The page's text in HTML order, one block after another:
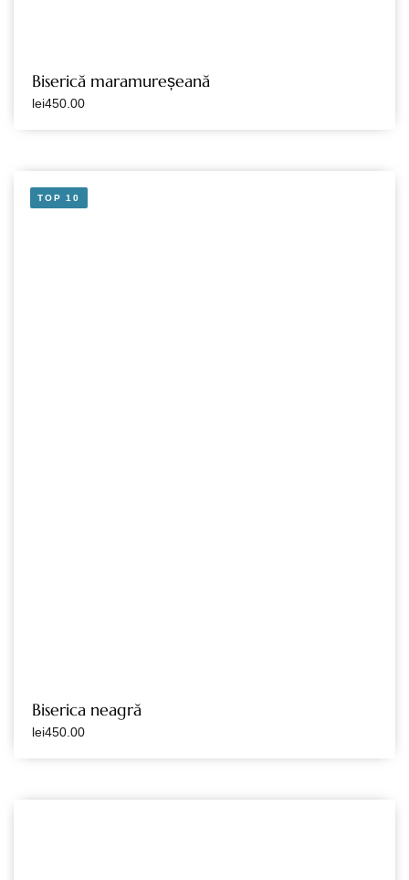
Biserică maramureșeană
lei450.00
TOP 10
Biserica neagră
lei450.00